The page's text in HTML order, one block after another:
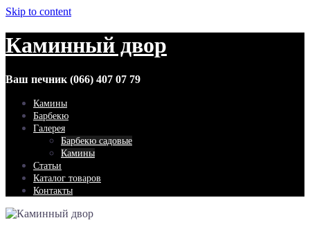
Skip to content
Каминный двор
Ваш печник (066) 407 07 79
Камины
Барбекю
Галерея
Барбекю садовые
Камины
Статьи
Каталог товаров
Контакты